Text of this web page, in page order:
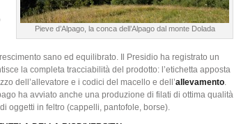
Pieve d’Alpago, la conca dell’Alpago dal monte Dolada
sano ed equilibrato. Il Presidio ha registrato un
la completa tracciabilità del prodotto: l’etichetta apposta
dell’allevatore e i codici del macello e dell’allevamento.
ha avviato anche una produzione di filati di ottima qualità
oggetti in feltro (cappelli, pantofole, borse).